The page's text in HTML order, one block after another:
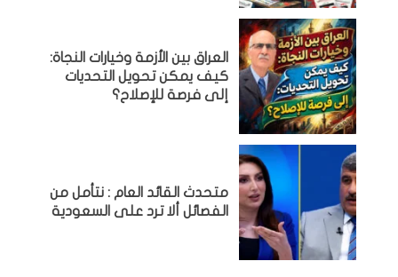
العراق بين الأزمة وخيارات النجاة:
كيف يمكن تحويل التحديات
إلى فرصة للإصلاح؟
متحدث القائد العام : نتأمل من
الفصائل ألا ترد على السعودية